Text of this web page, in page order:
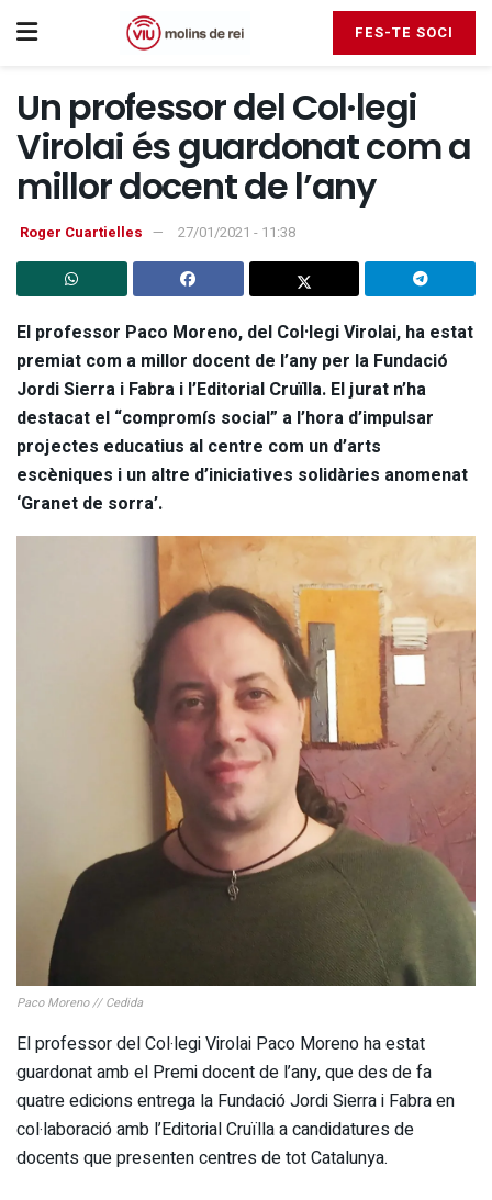
FES-TE SOCI
Un professor del Col·legi
Virolai és guardonat com a
millor docent de l’any
Roger Cuartielles 27/01/2021 - 11:38
El professor Paco Moreno, del Col·legi Virolai, ha estat
premiat com a millor docent de l’any per la Fundació
Jordi Sierra i Fabra i l’Editorial Cruïlla. El jurat n’ha
destacat el “compromís social” a l’hora d’impulsar
projectes educatius al centre com un d’arts
escèniques i un altre d’iniciatives solidàries anomenat
‘Granet de sorra’.
Paco Moreno // Cedida
El professor del Col·legi Virolai Paco Moreno ha estat
guardonat amb el Premi docent de l’any, que des de fa
quatre edicions entrega la Fundació Jordi Sierra i Fabra en
col·laboració amb l’Editorial Cruïlla a candidatures de
docents que presenten centres de tot Catalunya.